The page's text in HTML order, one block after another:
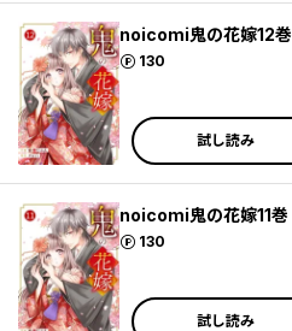
noicomi鬼の花嫁12巻
130
ポイント
試し読み
noicomi鬼の花嫁11巻
130
ポイント
試し読み